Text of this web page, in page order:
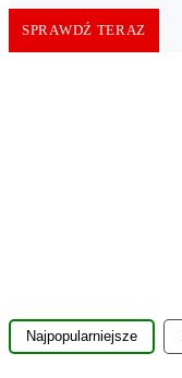
SPRAWDŹ TERAZ
Najpopularniejsze